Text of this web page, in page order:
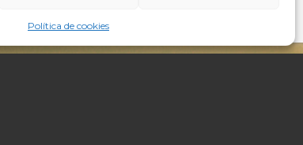
Política de cookies